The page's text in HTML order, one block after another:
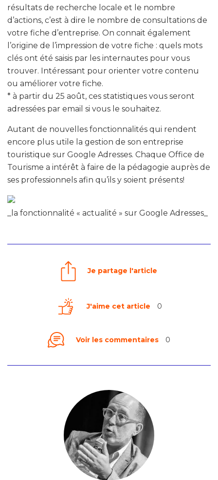
résultats de recherche locale et le nombre
d’actions, c’est à dire le nombre de consultations de
votre fiche d’entreprise. On connait également
l’origine de l’impression de votre fiche : quels mots
clés ont été saisis par les internautes pour vous
trouver. Intéressant pour orienter votre contenu
ou améliorer votre fiche.
* à partir du 25 août, ces statistiques vous seront
adressées par email si vous le souhaitez.
Autant de nouvelles fonctionnalités qui rendent
encore plus utile la gestion de son entreprise
touristique sur Google Adresses. Chaque Office de
Tourisme a intérêt à faire de la pédagogie auprès de
ses professionnels afin qu’ils y soient présents!
_la fonctionnalité « actualité » sur Google Adresses_
Je partage l'article
J'aime cet article 0
Voir les commentaires 0